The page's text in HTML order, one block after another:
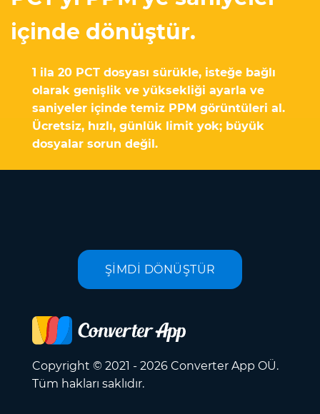
içinde dönüştür.
1 ila 20 PCT dosyası sürükle, isteğe bağlı
olarak genişlik ve yüksekliği ayarla ve
saniyeler içinde temiz PPM görüntüleri al.
Ücretsiz, hızlı, günlük limit yok; büyük
dosyalar sorun değil.
ŞİMDİ DÖNÜŞTÜR
Copyright © 2021 - 2026 Converter App OÜ.
Tüm hakları saklıdır.